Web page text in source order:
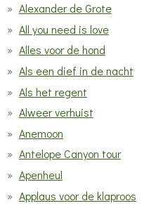
Alexander de Grote
All you need is love
Alles voor de hond
Als een dief in de nacht
Als het regent
Alweer verhuist
Anemoon
Antelope Canyon tour
Apenheul
Applaus voor de klaproos